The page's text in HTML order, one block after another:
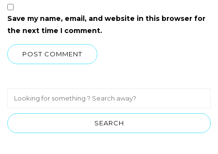
Save my name, email, and website in this browser for
the next time I comment.